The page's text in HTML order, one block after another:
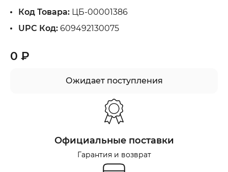
0 ₽
Ожидает поступления
Код Товара: ЦБ-00001386
UPC Код: 609492130075
Официальные поставки
Гарантия и возврат